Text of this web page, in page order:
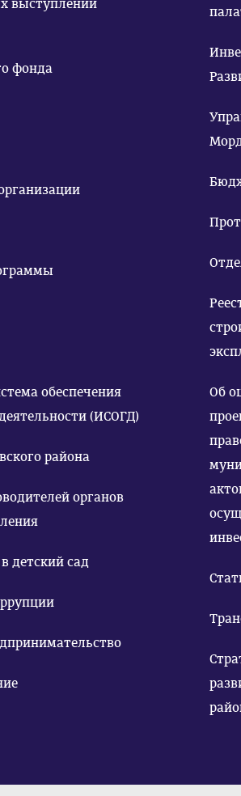
выступлений
фонда
обеспечения
(ИСОГД)
района
органов
детский сад
Об